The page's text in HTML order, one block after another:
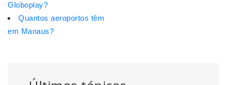
Globoplay?
Quantos aeroportos têm
em Manaus?